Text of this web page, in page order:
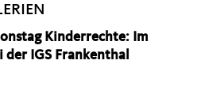
Kinderrechte: Im
der IGS Frankenthal